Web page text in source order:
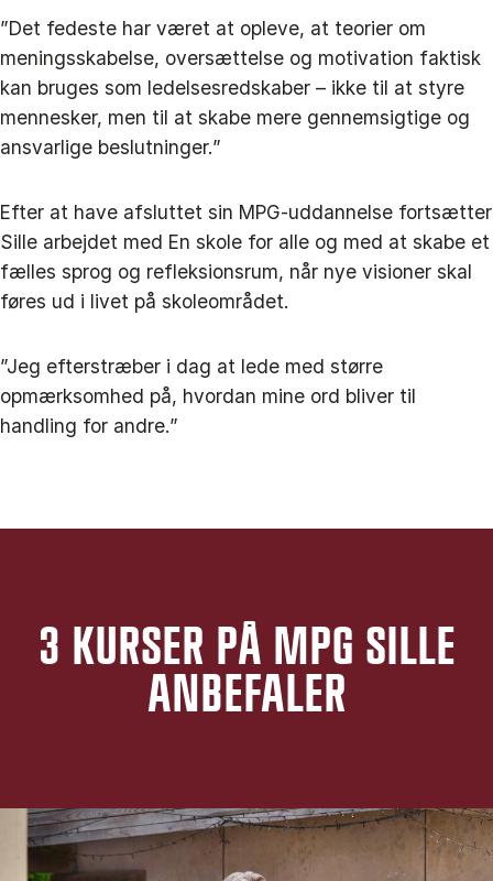
”Det fedeste har været at opleve, at teorier om
meningsskabelse, oversættelse og motivation faktisk
kan bruges som ledelsesredskaber – ikke til at styre
mennesker, men til at skabe mere gennemsigtige og
ansvarlige beslutninger.”
Efter at have afsluttet sin MPG-uddannelse fortsætter
Sille arbejdet med En skole for alle og med at skabe et
fælles sprog og refleksionsrum, når nye visioner skal
føres ud i livet på skoleområdet.
”Jeg efterstræber i dag at lede med større
opmærksomhed på, hvordan mine ord bliver til
handling for andre.”
3 KURSER PÅ MPG SILLE
ANBEFALER